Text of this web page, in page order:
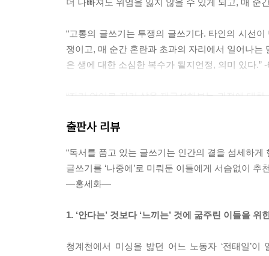
더 나빠져도 위엄을 잃지 않을 수 있게 되고, 매 순
“고통의 글쓰기는 투쟁의 글쓰기다. 타인의 시선
쟁이고, 매 순간 혼란과 초과의 자리에서 일어나
은 생에 대한 소심한 복수가 될지언정, 의미 있다.”
“자기 언어로 자기 삶을 재구성해보는 과정에 대
아프지 않’는 상태로 일상이 굴러간다. 그런데
로 정신을 교란시키는 시. 가장 간소한 물성을 가
기회가 주어진다. 자기 경험이 놓친 부분을 다른
출판사 리뷰
“독서를 품고 있는 글쓰기는 인간의 결을 섬세하게
글쓰기를 ‘나중에’로 미뤄둔 이들에게 서슴없이 추
―홍세화―
1. ‘안다는’ 것보다 ‘느끼는’ 것에 굶주린 이들을 위
청계천에서 미싱을 밟던 어느 노동자 ‘전태일’